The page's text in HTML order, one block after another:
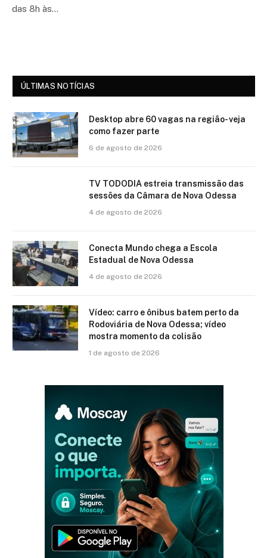
das 8h às…
ÚLTIMAS NOTÍCIAS
Desktop abre 60 vagas na região- veja
como fazer parte
6 de agosto de 2026
TV TODODIA estreia transmissão das
sessões da Câmara de Nova Odessa
4 de agosto de 2026
Conecta Mundo chega a Escola
Estadual de Nova Odessa
4 de agosto de 2026
Vídeo: carro e ônibus batem perto da
Rodoviária de Nova Odessa; vídeo
mostra momento da colisão
1 de agosto de 2026